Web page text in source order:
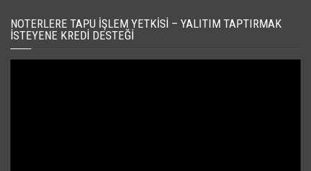
NOTERLERE TAPU İŞLEM YETKISI – YALITIM TAPTIRMAK
İSTEYENE KREDI DESTEĞI